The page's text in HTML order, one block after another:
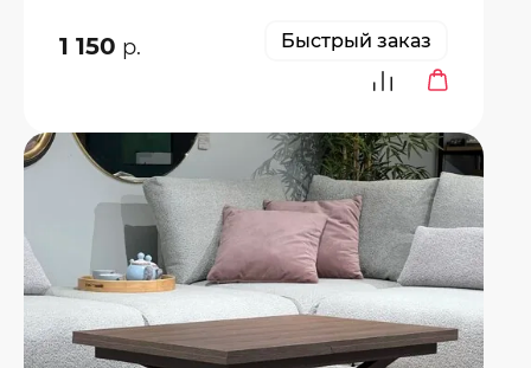
1 150 р. Быстрый заказ